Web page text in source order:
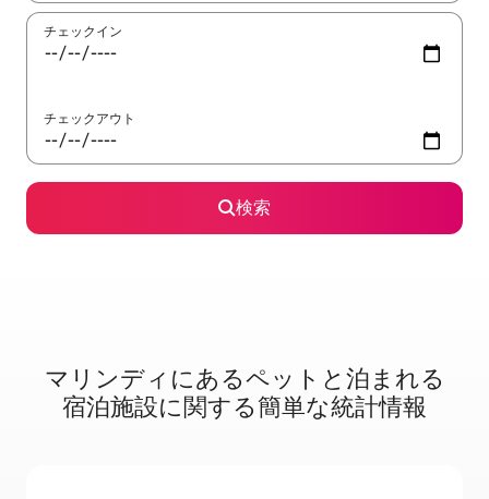
チェックイン
チェックアウト
検索
マリンディに⁠あ⁠るペ⁠ッ⁠ト⁠と泊⁠ま⁠れ⁠る
宿⁠泊⁠施⁠設⁠に関⁠す⁠る簡⁠単⁠な統⁠計⁠情⁠報